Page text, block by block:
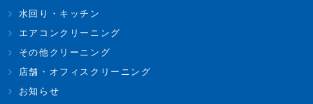
水回り・キッチン
エアコンクリーニング
その他クリーニング
店舗・オフィスクリーニング
お知らせ